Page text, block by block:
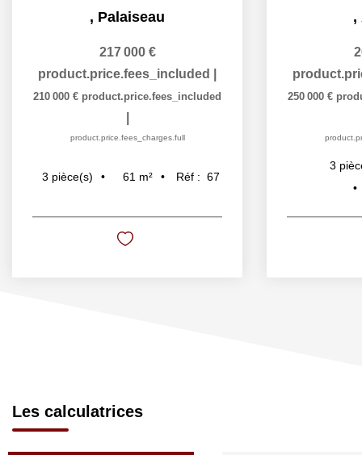
, Palaiseau
217 000 €
product.price.fees_included
210 000 € product.price.fees_included
product.price.fees_charges.full
3 pièce(s) 61 m² Réf : 67
,
250 000 €
3
Les calculatrices